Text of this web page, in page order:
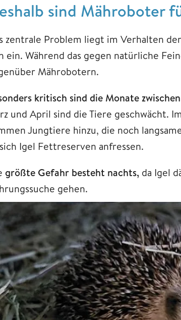
sind Mähroboter
zentrale Problem liegt im Verhalten
ein. Während das gegen natürliche
Mährobotern.
kritisch sind die Monate
und April sind die Tiere geschwächt.
Jungtiere hinzu, die noch
Igel Fettreserven anfressen.
größte Gefahr besteht nachts, da Igel
gehen.